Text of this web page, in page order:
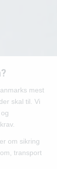
mest
skal til. Vi
om sikring
transport